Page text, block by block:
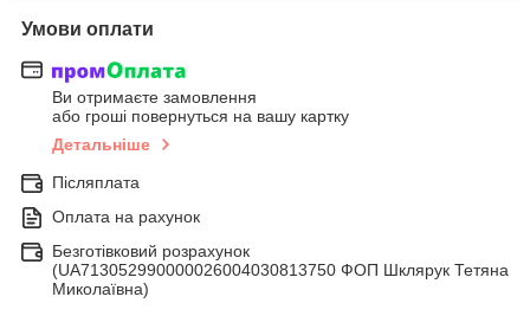
Умови оплати
Ви отримаєте замовлення
або гроші повернуться на вашу картку
Детальніше
Післяплата
Оплата на рахунок
Безготівковий розрахунок
(UA713052990000026004030813750 ФОП Шклярук Тетяна
Миколаївна)